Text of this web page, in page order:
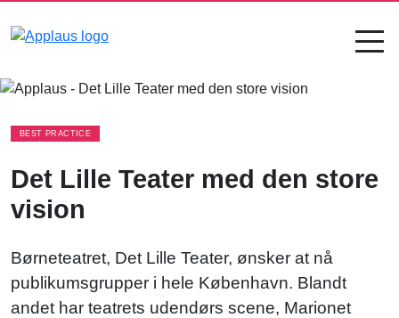
BEST PRACTICE
Det Lille Teater med den store
vision
Børneteatret, Det Lille Teater, ønsker at nå
publikumsgrupper i hele København. Blandt
andet har teatrets udendørs scene, Marionet